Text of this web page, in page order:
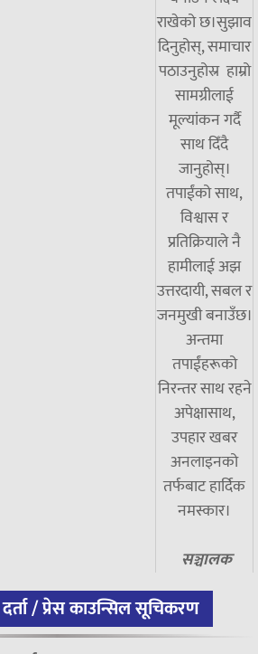
राखेको छ।सुझाव
दिनुहोस्, समाचार
पठाउनुहोस्र हाम्रो
सामग्रीलाई
मूल्यांकन गर्दै
साथ दिँदै
जानुहोस्।
तपाईंको साथ,
विश्वास र
प्रतिक्रियाले नै
हामीलाई अझ
उत्तरदायी, सबल र
जनमुखी बनाउँछ।
अन्तमा
तपाईंहरूको
निरन्तर साथ रहने
अपेक्षासाथ,
उपहार खबर
अनलाइनको
तर्फबाट हार्दिक
नमस्कार।
सञ्चालक
/ प्रेस काउन्सिल सूचिकरण